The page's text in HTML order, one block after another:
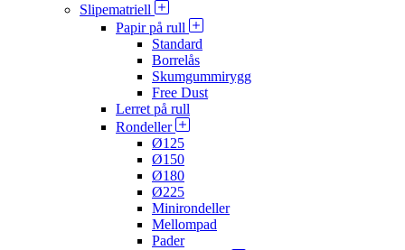
Slipematriell
Papir på rull
Standard
Borrelås
Skumgummirygg
Free Dust
Lerret på rull
Rondeller
Ø125
Ø150
Ø180
Ø225
Minirondeller
Mellompad
Pader